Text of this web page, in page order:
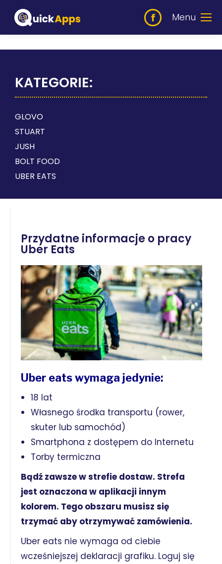
Menu
KATEGORIE:
GLOVO
STUART
JUSH
BOLT FOOD
UBER EATS
Przydatne informacje o pracy
Uber Eats
Uber eats wymaga jedynie:
18 lat
Własnego środka transportu (rower,
skuter lub samochód)
Smartphona z dostępem do Internetu
Torby termiczna
Bądź zawsze w strefie dostaw. Strefa
jest oznaczona w aplikacji innym
kolorem. Tego obszaru musisz się
trzymać aby otrzymywać zamówienia.
Uber eats nie wymaga od ciebie
wcześniejszej deklaracji grafiku. Loguj się